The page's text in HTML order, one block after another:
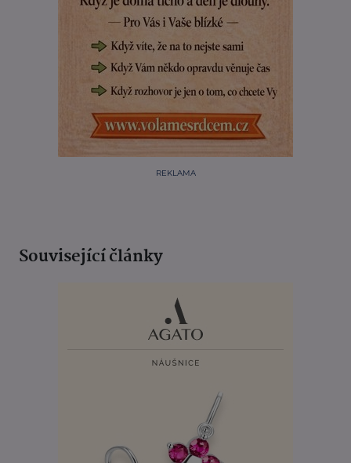
REKLAMA
Související články